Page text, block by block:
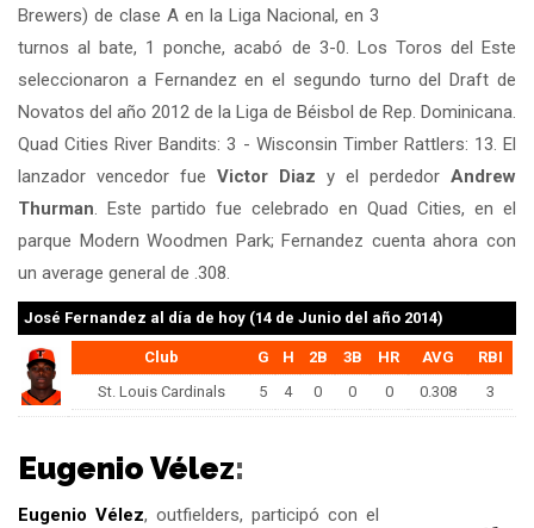
Brewers) de clase A en la Liga Nacional, en 3
turnos al bate, 1 ponche, acabó de 3-0. Los Toros del Este
seleccionaron a Fernandez en el segundo turno del Draft de
Novatos del año 2012 de la Liga de Béisbol de Rep. Dominicana.
Quad Cities River Bandits: 3 - Wisconsin Timber Rattlers: 13. El
lanzador vencedor fue Victor Diaz y el perdedor Andrew
Thurman. Este partido fue celebrado en Quad Cities, en el
parque Modern Woodmen Park; Fernandez cuenta ahora con
un average general de .308.
José Fernandez al día de hoy (14 de Junio del año 2014)
Club G H 2B 3B HR AVG
RBI
St. Louis Cardinals
5 4 0 0 0 0.308 3
Eugenio Vélez:
Eugenio Vélez, outfielders, participó con el